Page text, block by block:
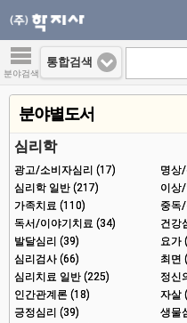
분야검색
통합검색
분야별도서
심리학
광고/소비자심리 (17)
명상
심리학 일반 (217)
이상
가족치료 (110)
중독
독서/이야기치료 (34)
건강
발달심리 (39)
요가
심리검사 (66)
최면
심리치료 일반 (225)
정신
인간관계론 (18)
자살
긍정심리 (39)
생물